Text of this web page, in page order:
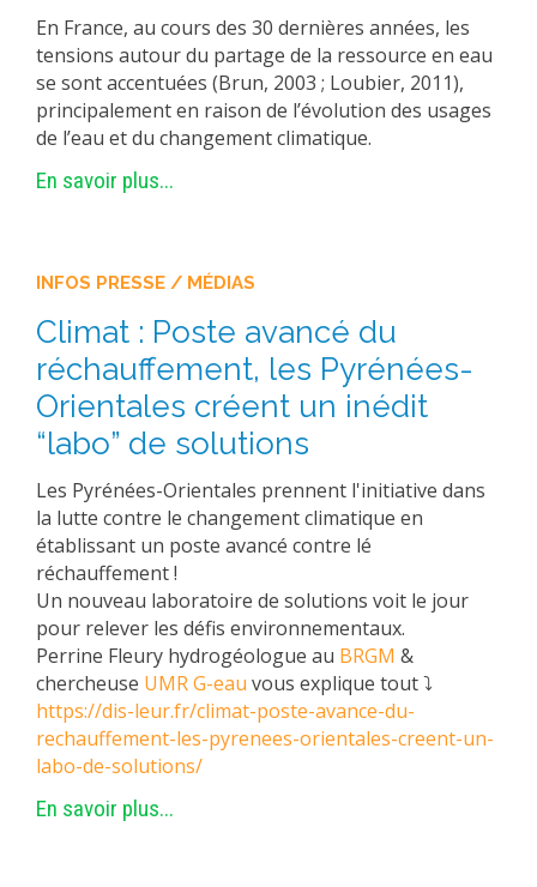
En France, au cours des 30 dernières années, les
tensions autour du partage de la ressource en eau
se sont accentuées (Brun, 2003 ; Loubier, 2011),
principalement en raison de l’évolution des usages
de l’eau et du changement climatique.
En savoir plus...
INFOS PRESSE / MÉDIAS
Climat : Poste avancé du
réchauffement, les Pyrénées-
Orientales créent un inédit
“labo” de solutions
Les Pyrénées-Orientales prennent l'initiative dans
la lutte contre le changement climatique en
établissant un poste avancé contre lé
réchauffement !
Un nouveau laboratoire de solutions voit le jour
pour relever les défis environnementaux.
Perrine Fleury hydrogéologue au BRGM &
chercheuse UMR G-eau vous explique tout ⤵
https://dis-leur.fr/climat-poste-avance-du-
rechauffement-les-pyrenees-orientales-creent-un-
labo-de-solutions/
En savoir plus...